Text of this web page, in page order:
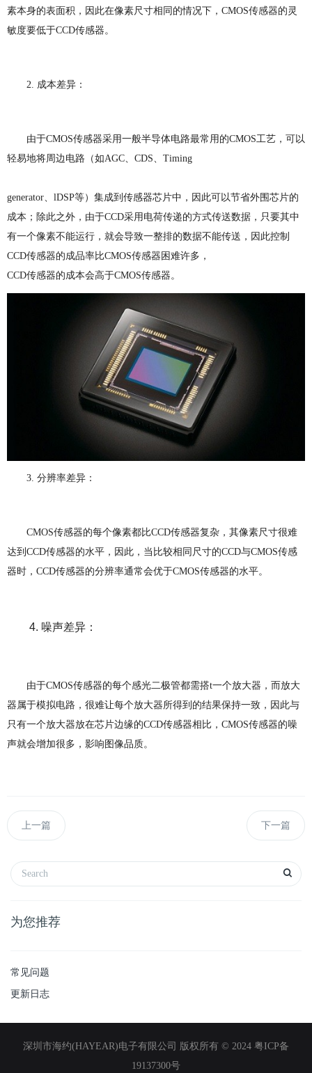
素本身的表面积，因此在像素尺寸相同的情况下，CMOS传感器的灵
敏度要低于CCD传感器。
2. 成本差异：
由于CMOS传感器采用一般半导体电路最常用的CMOS工艺，可以
轻易地将周边电路（如AGC、CDS、Timing
generator、lDSP等）集成到传感器芯片中，因此可以节省外围芯片的
成本；除此之外，由于CCD采用电荷传递的方式传送数据，只要其中
有一个像素不能运行，就会导致一整排的数据不能传送，因此控制
CCD传感器的成品率比CMOS传感器困难许多，
CCD传感器的成本会高于CMOS传感器。
3. 分辨率差异：
CMOS传感器的每个像素都比CCD传感器复杂，其像素尺寸很难
达到CCD传感器的水平，因此，当比较相同尺寸的CCD与CMOS传感
器时，CCD传感器的分辨率通常会优于CMOS传感器的水平。
4. 噪声差异：
由于CMOS传感器的每个感光二极管都需搭t一个放大器，而放大
器属于模拟电路，很难让每个放大器所得到的结果保持一致，因此与
只有一个放大器放在芯片边缘的CCD传感器相比，CMOS传感器的噪
声就会增加很多，影响图像品质。
上一篇 下一篇
为您推荐
常见问题
更新日志
深圳市海约(HAYEAR)电子有限公司 版权所有 © 2024 粤ICP备
19137300号